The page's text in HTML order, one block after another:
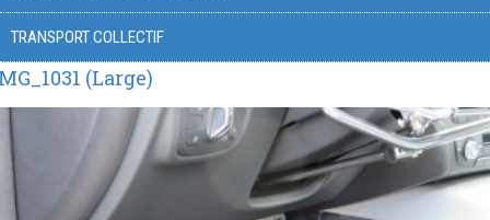
TRANSPORT COLLECTIF
(Large)